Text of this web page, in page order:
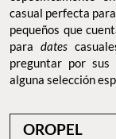
casual perfecta
pequeños que
para dates
preguntar por sus
alguna selección
OROPEL